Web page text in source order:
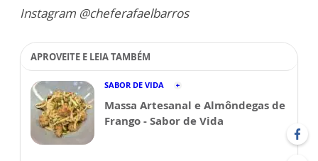
Instagram @cheferafaelbarros
APROVEITE E LEIA TAMBÉM
SABOR DE VIDA
Massa Artesanal e Almôndegas de
Frango - Sabor de Vida